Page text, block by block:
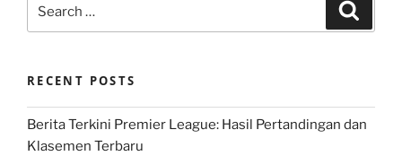
for:
RECENT POSTS
Berita Terkini Premier League: Hasil Pertandingan dan
Klasemen Terbaru